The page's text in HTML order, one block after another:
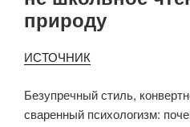
природу
ИСТОЧНИК
Безупречный стиль,
сваренный психологизм: